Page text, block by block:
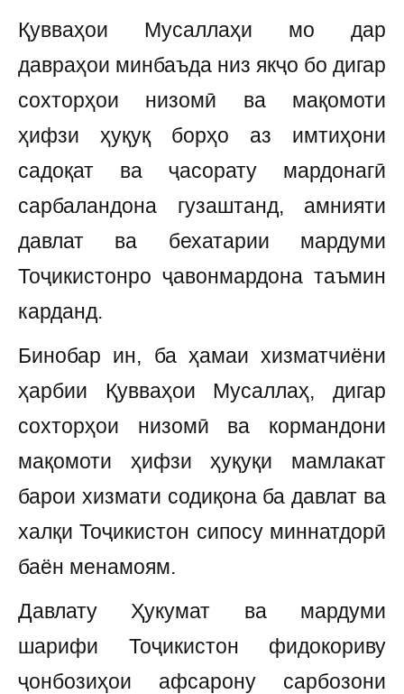
Қувваҳои Мусаллаҳи мо дар
давраҳои минбаъда низ якҷо бо дигар
сохторҳои низомӣ ва мақомоти
ҳифзи ҳуқуқ борҳо аз имтиҳони
садоқат ва ҷасорату мардонагӣ
сарбаландона гузаштанд, амнияти
давлат ва бехатарии мардуми
Тоҷикистонро ҷавонмардона таъмин
карданд.
Бинобар ин, ба ҳамаи хизматчиёни
ҳарбии Қувваҳои Мусаллаҳ, дигар
сохторҳои низомӣ ва кормандони
мақомоти ҳифзи ҳуқуқи мамлакат
барои хизмати содиқона ба давлат ва
халқи Тоҷикистон сипосу миннатдорӣ
баён менамоям.
Давлату Ҳукумат ва мардуми
шарифи Тоҷикистон фидокориву
ҷонбозиҳои афсарону сарбозони